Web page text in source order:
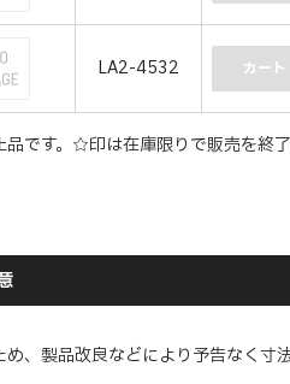
LA2-4532 カート
です。☆印は在庫限りで販売を終了
め、製品改良などにより予告なく寸